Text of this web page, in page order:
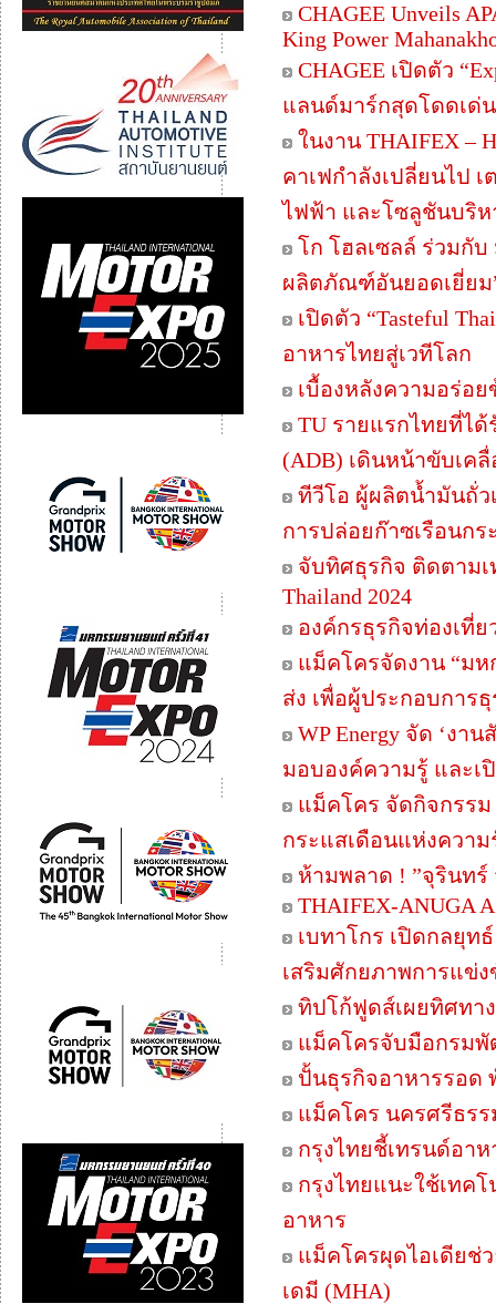
CHAGEE Unveils
King Power
CHAGEE เปิดตัว
แลนด์มาร์กสุดโดดเด่
ในงาน THAIFEX –
คาเฟกำลังเปลี่ยนไป
ไฟฟ้า และโซลูชันบริ
โก โฮลเซลล์ ร่วมกั
ผลิตภัณฑ์อันยอดเยี่ยม
เปิดตัว “Tasteful
อาหารไทยสู่เวทีโลก
เบื้องหลังความอร่อ
TU รายแรกไทยที่ได้
(ADB) เดินหน้าขับเค
ทีวีโอ ผู้ผลิตน้ำมันถั่ว
การปล่อยก๊าซเรือนก
จับทิศธุรกิจ ติดตามเ
Thailand 2024
องค์กรธุรกิจท่องเที่ย
แม็คโครจัดงาน “มห
ส่ง เพื่อผู้ประกอบการ
WP Energy จัด ‘ง
มอบองค์ความรู้ และเ
แม็คโคร จัดกิจกรรม
กระแสเดือนแห่งควา
ห้ามพลาด ! ”จุรินทร์
THAIFEX-ANUGA
เบทาโกร เปิดกลยุท
เสริมศักยภาพการแข่
ทิปโก้ฟูดส์เผยทิศทา
แม็คโครจับมือกรมพั
ปั้นธุรกิจอาหารรอด
แม็คโคร นครศรีธร
กรุงไทยชี้เทรนด์อา
กรุงไทยแนะใช้เทค
อาหาร
แม็คโครผุดไอเดียช่
เดมี (MHA)